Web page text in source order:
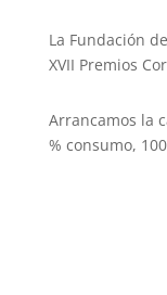
La Fundación
XVII Premios
Arrancamos la
% consumo,